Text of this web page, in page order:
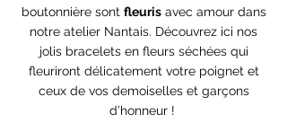
boutonnière sont fleurisavec amour dans
notre atelier Nantais. Découvrez ici nos
jolis bracelets en fleurs séchées qui
fleuriront délicatement votre poignet et
ceux de vos demoiselles et garçons
d’honneur !